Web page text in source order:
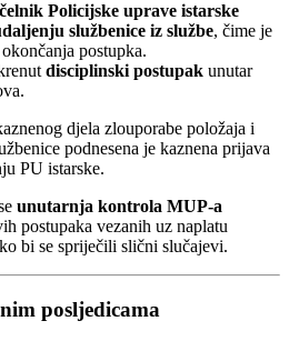
Policijske uprave istarske
službenice iz službe, čime je
postupka.
disciplinski postupak unutar
djela zlouporabe položaja i
podnesena je kaznena prijava
PU istarske.
unutarnja kontrola MUP-a
postupaka vezanih uz naplatu
bi se spriječili slični slučajevi.
posljedicama